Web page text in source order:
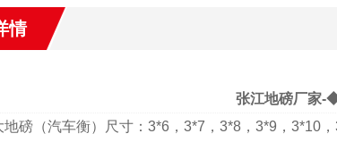
情
张江地磅厂家-
地磅（汽车衡）尺寸： 3*6 ， 3*7 ， 3*8， 3*9 ， 3*10，